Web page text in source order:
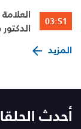
03:51
المزيد
أحدث